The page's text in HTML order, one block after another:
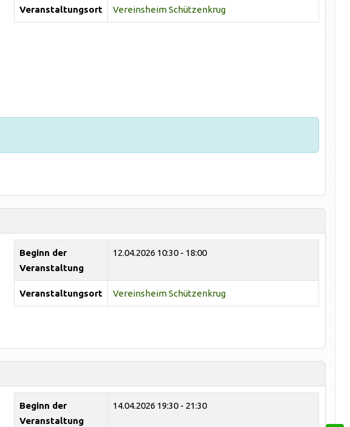
Veranstaltungsort Vereinsheim Schützenkrug
Beginn der
Veranstaltung
12.04.2026 10:30 - 18:00
Veranstaltungsort Vereinsheim Schützenkrug
Beginn der
Veranstaltung
14.04.2026 19:30 - 21:30